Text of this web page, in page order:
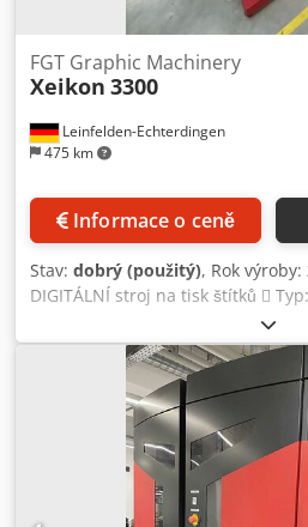
Leinfelden-Echterdingen
475 km
FGT Graphic Machinery
Xeikon 3300
Informace o ceně
Stav: dobrý (použitý), Rok výroby:
DIGITÁLNÍ stroj na tisk štítků 
 Celkový počet. 17191 hodin 
oranžová  Zlatá smlouva o
mmpi s proměnlivou hustotou
dpi  Rychlost 19 m / min 
Aaneha  Vysoká produktivita
bez ohledu na počet barev nebo
Hmotnost média: 40 - 350 g / m²
obálka)  Odvíjení  Převíjení až